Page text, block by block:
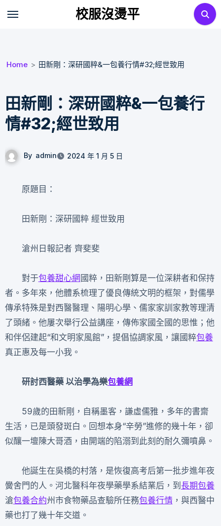
校服沒燙平
Home 田新剛：深研國粹&一包養行情#32;經世致用
田新剛：深研國粹&一包養行
情#32;經世致用
By admin 2024 年 1 月 5 日
原題目：
田新剛：深研國粹 經世致用
滄州日報記者 齊斐斐
對于包養甜心網 國粹，田新剛算是一位深耕者和保持
者。多年來，他體系梳理了優良傳統文明的框架，對儒學
傳承特殊是對西醫醫理、陽明心學、儒家家訓家教等理清
了頭緒。他屢次舉行公益講座，傳佈家國全國的思惟；他
和伴侶建起“和文明家風館”，提倡協調家風，讓國粹包養
真正惠及每一小我。
研討西醫藥 以治學為樂包養網
59歲的田新剛，自稱墨客，謙虛儒雅，多年的書齋
生活，已是頭發斑白。回想本身“辛勞”進修的幾十年，卻
似釀一壇陳大哥酒，由開端的陷溺到此刻的耐久彌噴鼻。
他誕生在吳橋的村落，是恢復高考后第一批步進年夜
黌舍門的人。河北醫科年夜學藥學系結業后，到 長期包養
滄包養合約州市食物藥品查驗所任務包養行情，與西醫中
藥也打了幾十年交道。